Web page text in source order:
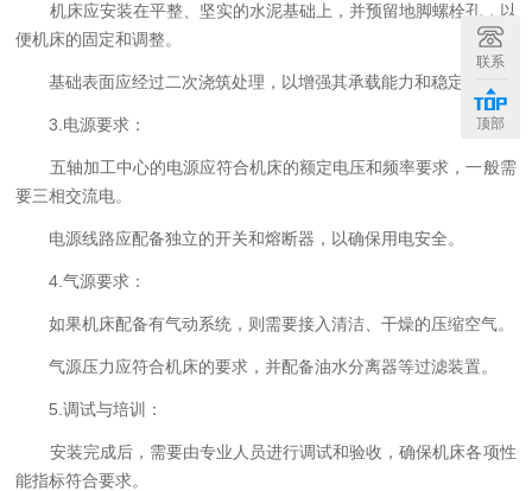
机床应安装在平整、坚实的水泥基础上，并预留地脚螺栓孔，以
便机床的固定和调整。
基础表面应经过二次浇筑处理，以增强其承载能力和稳定性。
3.电源要求：
五轴加工中心的电源应符合机床的额定电压和频率要求，一般需
要三相交流电。
电源线路应配备独立的开关和熔断器，以确保用电安全。
4.气源要求：
如果机床配备有气动系统，则需要接入清洁、干燥的压缩空气。
气源压力应符合机床的要求，并配备油水分离器等过滤装置。
5.调试与培训：
安装完成后，需要由专业人员进行调试和验收，确保机床各项性
能指标符合要求。
联系
顶部